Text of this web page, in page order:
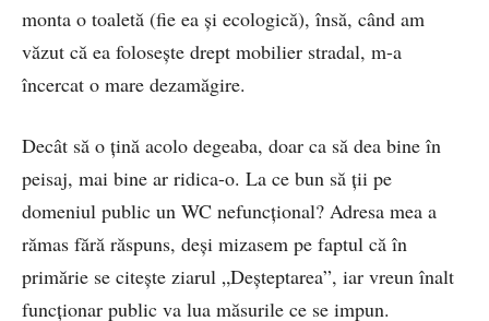
monta o toaletă (fie ea și ecologică), însă, când am
văzut că ea folosește drept mobilier stradal, m-a
încercat o mare dezamăgire.
Decât să o țină acolo degeaba, doar ca să dea bine în
peisaj, mai bine ar ridica-o. La ce bun să ții pe
domeniul public un WC nefuncțional? Adresa mea a
rămas fără răspuns, deși mizasem pe faptul că în
primărie se citește ziarul „Deșteptarea”, iar vreun înalt
funcționar public va lua măsurile ce se impun.